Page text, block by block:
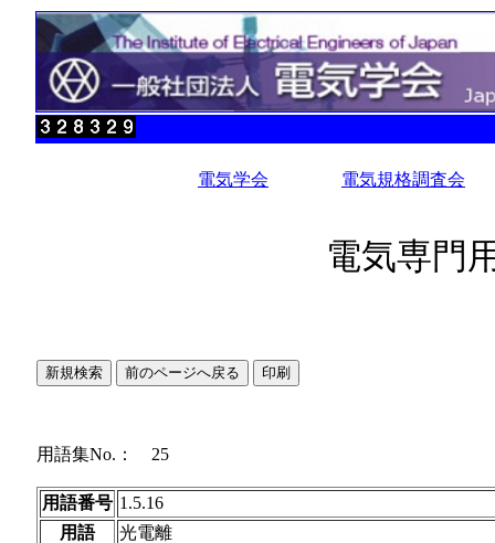
電気学会 電気規格調査会
電気専門
用語集No.： 25
用語番号 1.5.16
用語
光電離